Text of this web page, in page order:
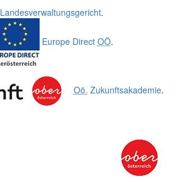
Landesverwaltungsgericht.
Europe Direct OÖ.
Oö. Zukunftsakademie.